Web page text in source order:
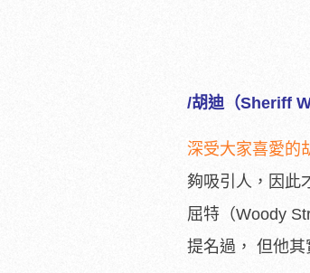
/胡迪（Sheriff
深受大家喜愛的
夠吸引人，因此
屈特（Woody
提名過， 但他其